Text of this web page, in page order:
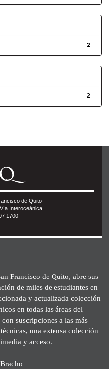
2
2
de Quito
Interoceánica
1700
Francisco de Quito, abre sus
de miles de estudiantes en
y actualizada colección
en todas las áreas del
suscripciones a las más
una extensa colección
y acceso.